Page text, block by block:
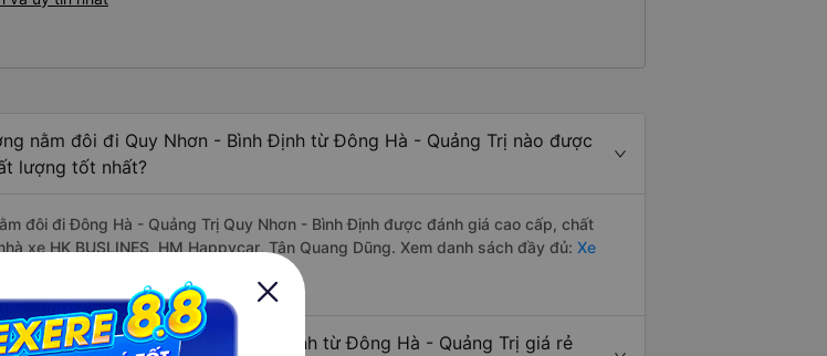
nằm đôi đi Quy Nhơn - Bình Định từ Đông Hà - Quảng Trị nào được
lượng tốt nhất?
đôi đi Đông Hà - Quảng Trị Quy Nhơn - Bình Định được đánh giá cao cấp, chất
xe HK BUSLINES, HM Happycar, Tân Quang Dũng. Xem danh sách đầy đủ: Xe
- Bình Định
nằm đôi đi Quy Nhơn - Bình Định từ Đông Hà - Quảng Trị giá rẻ